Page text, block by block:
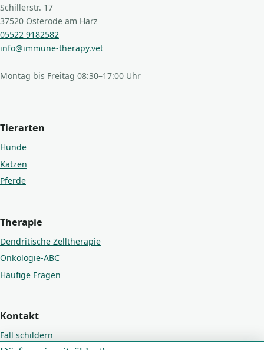
Schillerstr. 17
37520 Osterode am Harz
05522 9182582
info@immune-therapy.vet
Montag bis Freitag 08:30–17:00 Uhr
Tierarten
Hunde
Katzen
Pferde
Therapie
Dendritische Zelltherapie
Onkologie-ABC
Häufige Fragen
Kontakt
Fall schildern